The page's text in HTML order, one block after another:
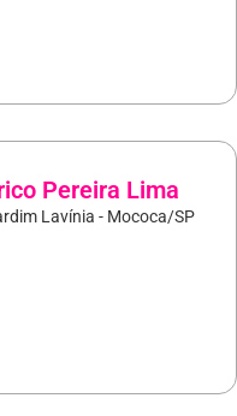
Pereira Lima
Lavínia - Mococa/SP